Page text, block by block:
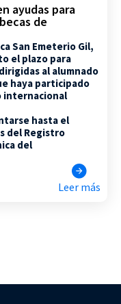
ayudas para
de
San Emeterio Gil,
el plazo para
al alumnado
haya participado
internacional
hasta el
del Registro
del
Leer más